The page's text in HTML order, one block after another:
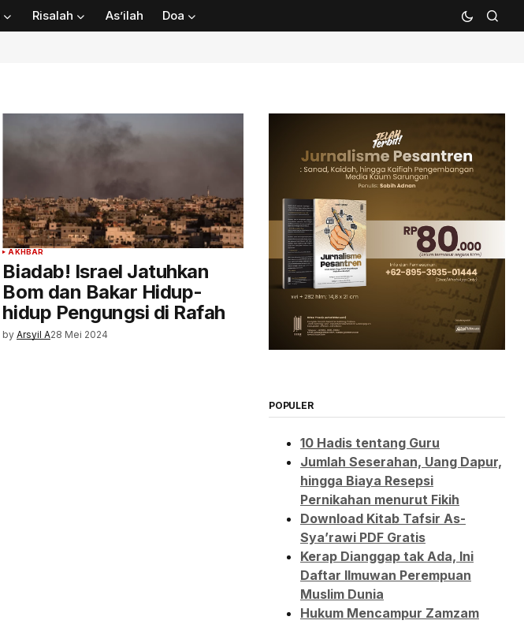
Risalah As’ilah Doa
AKHBAR
Biadab! Israel Jatuhkan
Bom dan Bakar Hidup-
hidup Pengungsi di Rafah
by Arsyil A28 Mei 2024
POPULER
10 Hadis tentang Guru
Jumlah Seserahan, Uang Dapur,
hingga Biaya Resepsi
Pernikahan menurut Fikih
Download Kitab Tafsir As-
Sya’rawi PDF Gratis
Kerap Dianggap tak Ada, Ini
Daftar Ilmuwan Perempuan
Muslim Dunia
Hukum Mencampur Zamzam